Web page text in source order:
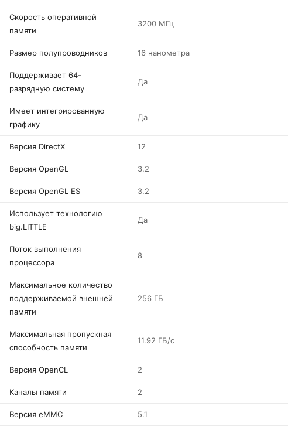
Скорость оперативной
памяти
3200 МГц
Размер полупроводников 16 нанометра
Поддерживает 64-
разрядную систему
Да
Имеет интегрированную
графику
Да
Версия DirectX 12
Версия OpenGL 3.2
Версия OpenGL ES 3.2
Использует технологию
big.LITTLE
Да
Поток выполнения
процессора
8
Максимальное количество
поддерживаемой внешней
памяти
256 ГБ
Максимальная пропускная
способность памяти
11.92 ГБ/с
Версия OpenCL 2
Каналы памяти 2
Версия eMMC 5.1